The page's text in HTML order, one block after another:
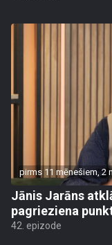
pirms 11 mēnešiem, 2
Jānis Jarāns
pagrieziena
42. epizode